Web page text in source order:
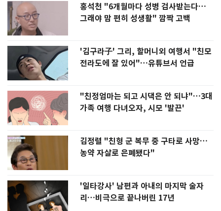
홍석천 "6개월마다 성병 검사받는다…
그래야 맘 편히 성생활" 깜짝 고백
'김구라子' 그리, 할머니외 여행서 "친모
전라도에 잘 있어"…유튜브서 언급
"친정엄마는 되고 시댁은 안 되냐"…3대
가족 여행 다녀오자, 시모 '발끈'
김정렬 "친형 군 복무 중 구타로 사망…
농약 자살로 은폐됐다"
'일타강사' 남편과 아내의 마지막 술자
리…비극으로 끝나버린 17년